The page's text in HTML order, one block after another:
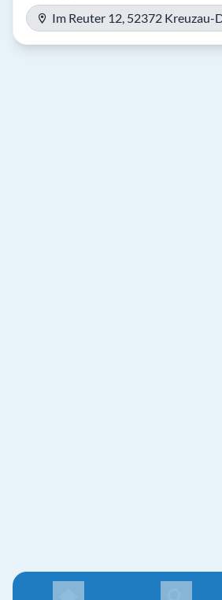
Im Reuter 12, 52372 Kreuzau-